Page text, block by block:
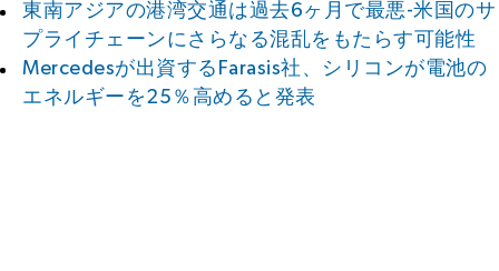
東南アジアの港湾交通は過去6ヶ月で最悪-米国のサ
プライチェーンにさらなる混乱をもたらす可能性
Mercedesが出資するFarasis社、シリコンが電池の
エネルギーを25％高めると発表